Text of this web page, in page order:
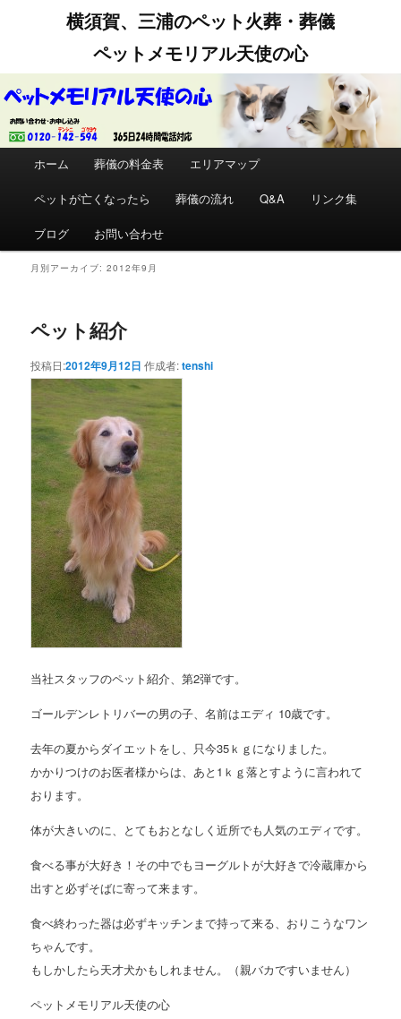
横須賀、三浦のペット火葬・葬儀
ペットメモリアル天使の心
メインコンテンツへ移動
サブコンテンツへ移動
ホーム 葬儀の料金表 エリアマップ
ペットが亡くなったら 葬儀の流れ Q&A リンク集
ブログ お問い合わせ
月別アーカイブ:2012年9月
ペット紹介
投稿日:2012年9月12日 作成者:tenshi
当社スタッフのペット紹介、第2弾です。
ゴールデンレトリバーの男の子、名前はエディ 10歳です。
去年の夏からダイエットをし、只今35ｋｇになりました。
かかりつけのお医者様からは、あと1ｋｇ落とすように言われて
おります。
体が大きいのに、とてもおとなしく近所でも人気のエディです。
食べる事が大好き！その中でもヨーグルトが大好きで冷蔵庫から
出すと必ずそばに寄って来ます。
食べ終わった器は必ずキッチンまで持って来る、おりこうなワン
ちゃんです。
もしかしたら天才犬かもしれません。（親バカですいません）
ペットメモリアル天使の心